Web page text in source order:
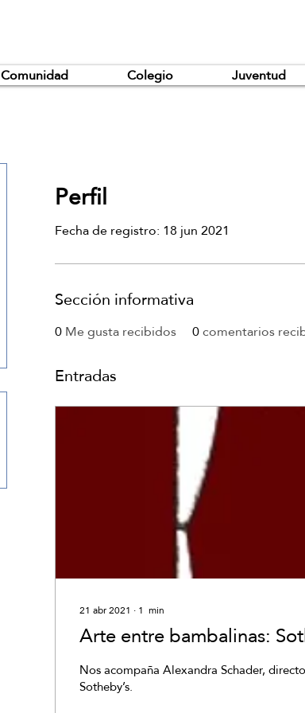
Comunidad Colegio Juventud
Perfil
Fecha de registro: 18 jun 2021
Sección informativa
0Me gusta recibidos 0comentarios
Entradas
21 abr 2021 ∙1 min
Arte entre bambalinas:
Nos acompaña Alexandra Schader,
Sotheby’s.